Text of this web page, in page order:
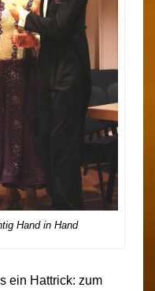
Hand in Hand
ein Hattrick: zum